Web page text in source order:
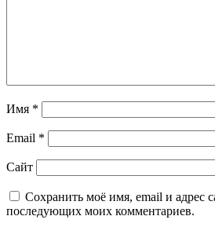
Имя *
Email *
Сайт
Сохранить моё имя, email и адрес
последующих моих комментариев.